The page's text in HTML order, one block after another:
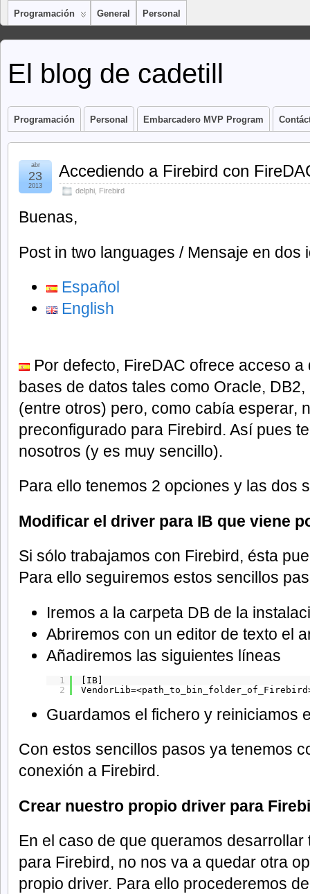
Programación General Personal
El blog de cadetill
Programación Personal Embarcadero MVP Program
Accediendo a Firebird con
delphi Firebird
abr
23
2013
Buenas,
Post in two languages / Mensaje en dos
Español
English
Por defecto, FireDAC ofrece acceso
bases de datos tales como Oracle,
(entre otros) pero, como cabía esperar,
preconfigurado para Firebird. Así pues
nosotros (y es muy sencillo).
Para ello tenemos 2 opciones y las dos
Modificar el driver para IB que viene
Si sólo trabajamos con Firebird, ésta
Para ello seguiremos estos sencillos
Iremos a la carpeta DB de la
Abriremos con un editor de texto el
Añadiremos las siguientes líneas
1
2
[IB]
Guardamos el fichero y reiniciamos
Con estos sencillos pasos ya tenemos
conexión a Firebird.
Crear nuestro propio driver para
En el caso de que queramos
para Firebird, no nos va a quedar otra
propio driver. Para ello procederemos